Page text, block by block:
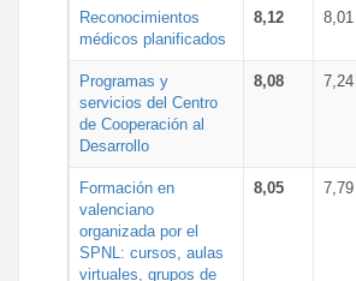
Reconocimientos
médicos planificados
8,12 8,01
Programas y
servicios del Centro
de Cooperación al
Desarrollo
8,08 7,24
Formación en
valenciano
organizada por el
SPNL: cursos, aulas
virtuales, grupos de
8,05 7,79